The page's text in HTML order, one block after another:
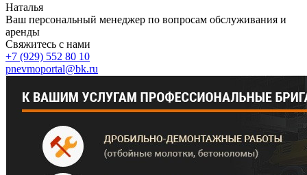
Наталья
Ваш персональный менеджер по вопросам обслуживания и
аренды
Свяжитесь с нами
+7 (929) 552 80 10
pnevmoportal@bk.ru